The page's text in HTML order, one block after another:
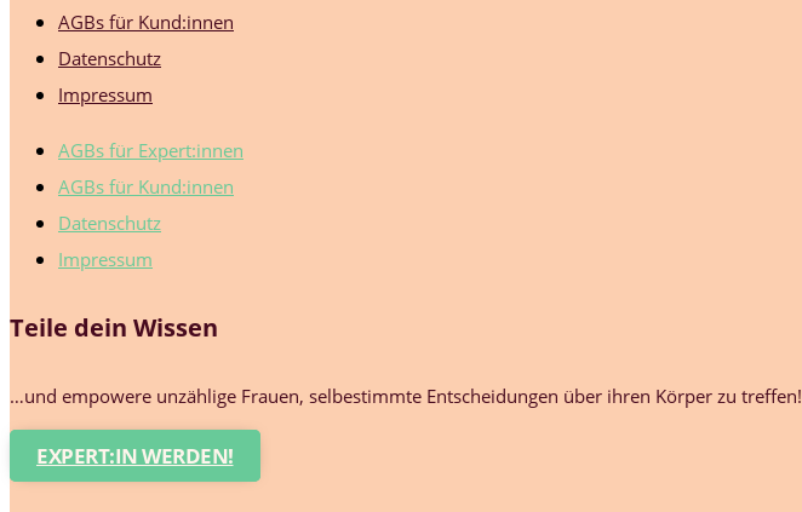
AGBs für Kund:innen
Datenschutz
Impressum
AGBs für Expert:innen
AGBs für Kund:innen
Datenschutz
Impressum
Teile dein Wissen
…und empowere unzählige Frauen, selbestimmte Entscheidungen über ihren Körper zu treffen!
EXPERT:IN WERDEN!